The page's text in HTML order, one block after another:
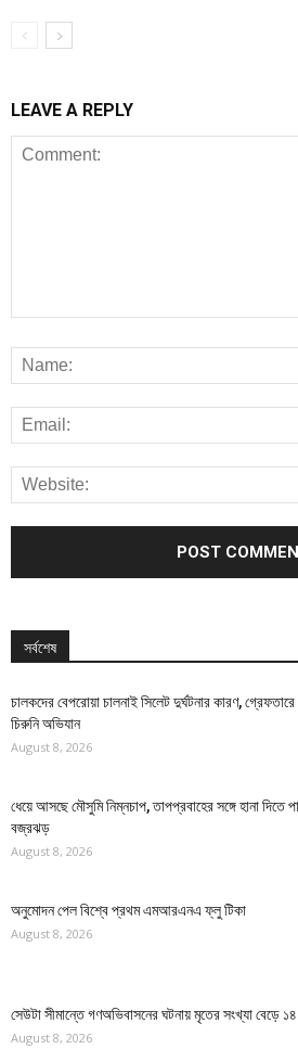
LEAVE A REPLY
সর্বশেষ
চালকদের বেপরোয়া চালনাই সিলেট দুর্ঘটনার কারণ,
চিরুনি অভিযান
August 8, 2026
ধেয়ে আসছে মৌসুমি নিম্নচাপ, তাপপ্রবাহের সঙ্গে হানা দিতে
বজ্রঝড়
August 8, 2026
অনুমোদন পেল বিশ্বে প্রথম এমআরএনএ ফ্লু টিকা
August 8, 2026
সেউটা সীমান্তে গণঅভিবাসনের ঘটনায় মৃতের সংখ্যা বেড়ে ১৪
August 8, 2026